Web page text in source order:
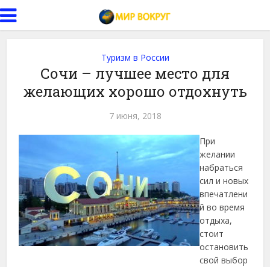
Туризм в России
Сочи – лучшее место для
желающих хорошо отдохнуть
7 июня, 2018
При
желании
набраться
сил и новых
впечатлени
й во время
отдыха,
стоит
остановить
свой выбор